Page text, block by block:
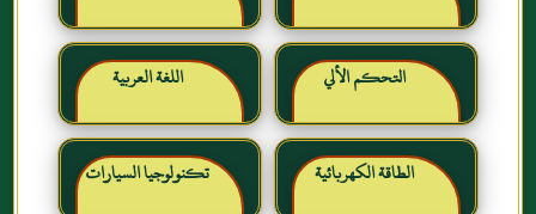
التحكم الألي اللغة العربية
الطاقة الكهربائية تكنولوجيا السيارات